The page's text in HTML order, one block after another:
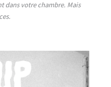
dans votre chambre. Mais